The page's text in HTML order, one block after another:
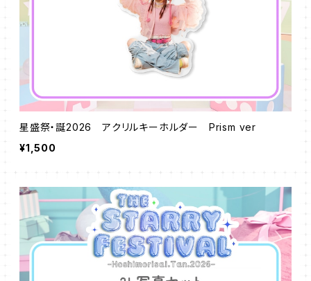
星盛祭・誕2026 アクリルキーホルダー Prism ver
¥1,500